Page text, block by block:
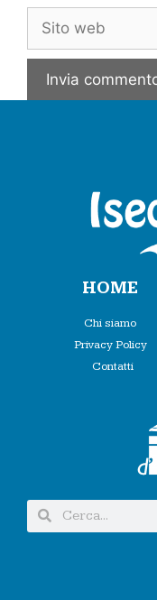
HOME
Chi siamo
Privacy Policy
Contatti